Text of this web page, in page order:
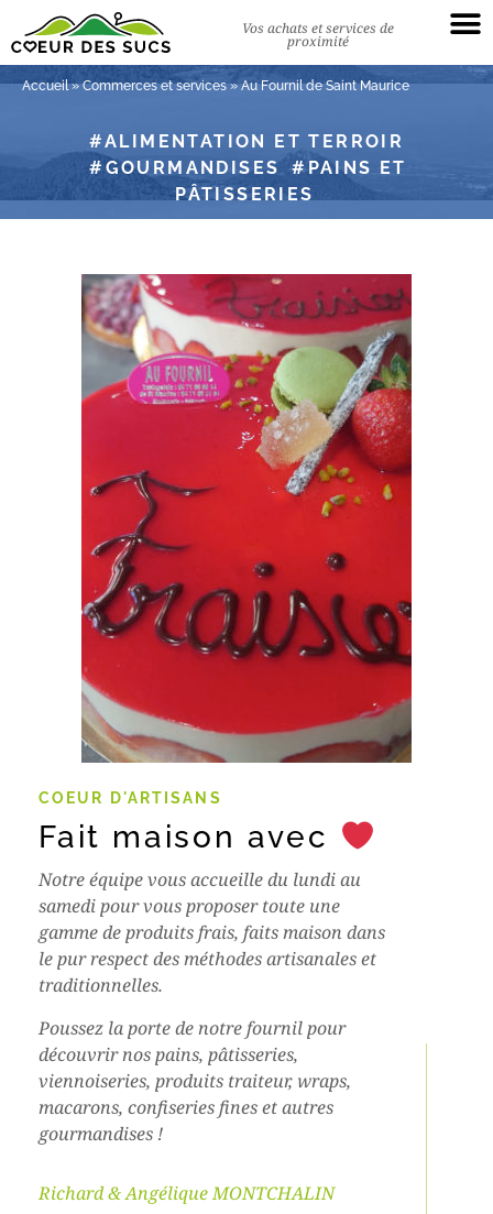
Vos achats et services de
proximité
Accueil»Commerces et services»Au Fournil de Saint Maurice
ALIMENTATION ET TERROIR
GOURMANDISES
PAINS ET
PÂTISSERIES
COEUR D'ARTISANS
Fait maison avec
Notre équipe vous accueille du lundi au
samedi pour vous proposer toute une
gamme de produits frais, faits maison dans
le pur respect des méthodes artisanales et
traditionnelles.
Poussez la porte de notre fournil pour
découvrir nos pains, pâtisseries,
viennoiseries, produits traiteur, wraps,
macarons, confiseries fines et autres
gourmandises !
Richard & Angélique MONTCHALIN